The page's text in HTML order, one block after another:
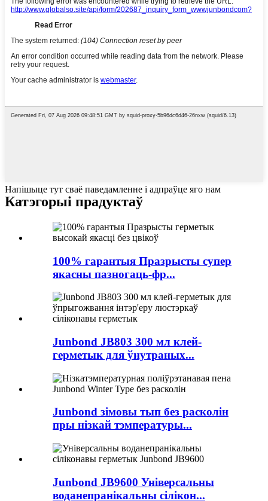
Напішыце тут сваё паведамленне і адпраўце яго нам
Катэгорыі прадуктаў
100% гарантыя Празрысты супер
якасны пазногаць-фр...
Junbond JB803 300 мл клей-
герметык для ўнутраных...
Junbond зімовы тып без расколін
пры нізкай тэмпературы...
Junbond JB9600 Універсальны
воданепранікальны сілікон...